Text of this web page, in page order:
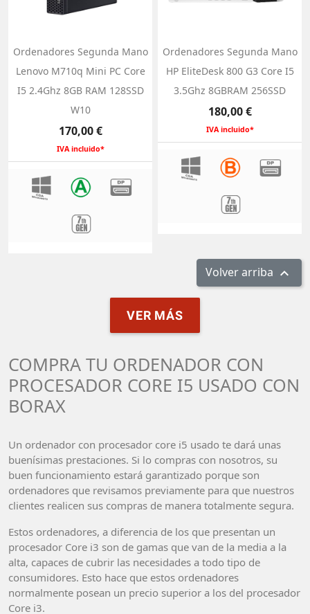
Ordenadores Segunda Mano
Lenovo M710q Mini PC Core
I5 2.4Ghz 8GB RAM 128SSD
W10
Precio
170,00 €
IVA incluido*
Ordenadores Segunda Mano
HP EliteDesk 800 G3 Core I5
3.5Ghz 8GBRAM 256SSD
Precio
180,00 €
IVA incluido*
Volver arriba 
VER MÁS
COMPRA TU ORDENADOR CON
PROCESADOR CORE I5 USADO CON
BORAX
Un ordenador con procesador core i5 usado te dará unas
buenísimas prestaciones. Si lo compras con nosotros, su
buen funcionamiento estará garantizado porque son
ordenadores que revisamos previamente para que nuestros
clientes realicen sus compras de manera totalmente segura.
Estos ordenadores, a diferencia de los que presentan un
procesador Core i3 son de gamas que van de la media a la
alta, capaces de cubrir las necesidades a todo tipo de
consumidores. Esto hace que estos ordenadores
normalmente posean un precio superior a los del procesador
Core i3.